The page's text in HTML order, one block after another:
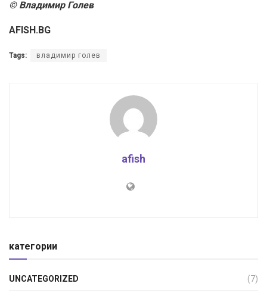
© Владимир Голев
AFISH.BG
Tags: владимир голев
afish
категории
UNCATEGORIZED (7)